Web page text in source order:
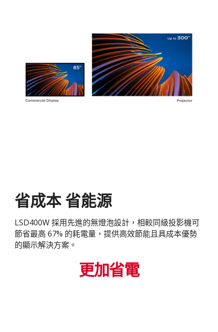
省成本 省能源
LSD400W 採用先進的無燈泡設計，相較同級投影機可
節省最高 67% 的耗電量，提供高效節能且具成本優勢
的顯示解決方案。
更加省電